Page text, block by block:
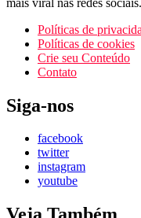
Políticas de
Políticas de cookies
Crie seu Conteúdo
Contato
Siga-nos
facebook
twitter
instagram
youtube